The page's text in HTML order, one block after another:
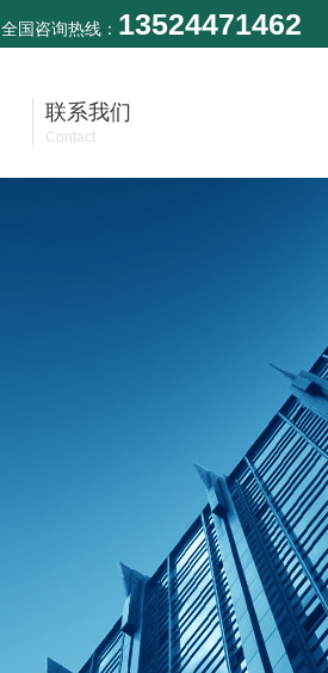
全国咨询热线： 13524471462
联系我们
Contact